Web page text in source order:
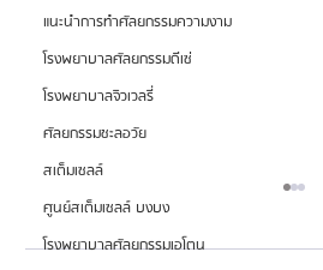
แนะนำการทำศัลยกรรมความงาม
โรงพยาบาลศัลยกรรมดีเซ่
โรงพยาบาลจิวเวลรี่
ศัลยกรรมชะลอวัย
สเต็มเซลล์
ศูนย์สเต็มเซลล์ บงบง
โรงพยาบาลศัลยกรรมเอโตน